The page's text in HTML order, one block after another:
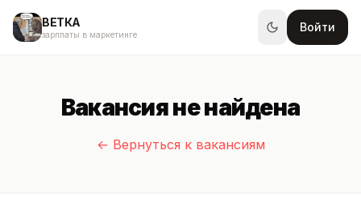
ВЕТКА
зарплаты в маркетинге
Войти
Вакансия не найдена
← Вернуться к вакансиям